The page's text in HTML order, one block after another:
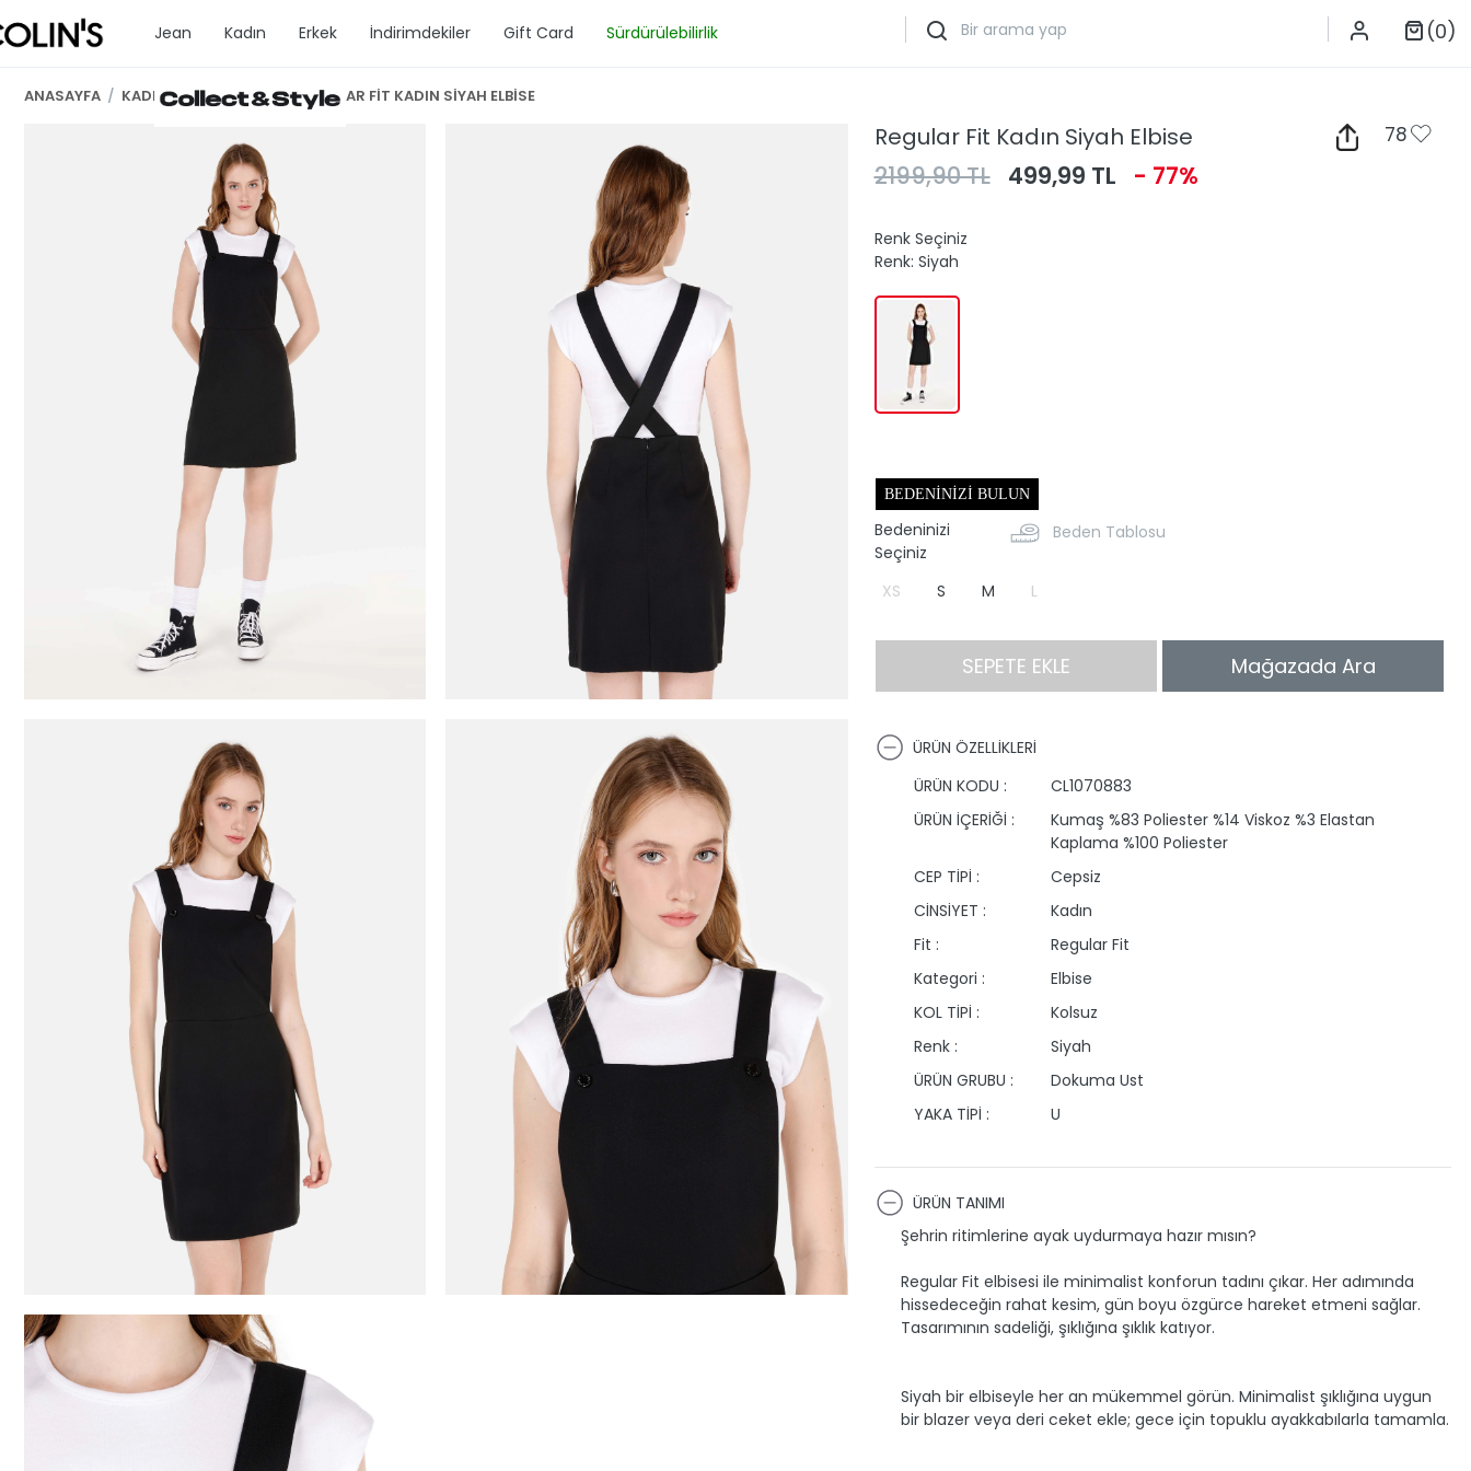
Jean Kadın Erkek İndirimdekiler Gift Card Sürdürülebilirlik (0)
ANASAYFA / KADIN GİYİM / ELBİSE / REGULAR FİT KADIN SİYAH ELBİSE
Regular Fit Kadın Siyah Elbise 78
2199,90 TL 499,99 TL - 77%
Renk Seçiniz
Renk: Siyah
BEDENINIZI BULUN
Bedeninizi
Seçiniz
Beden Tablosu
XS S M L
SEPETE EKLE Mağazada Ara
ÜRÜN ÖZELLİKLERİ
ÜRÜN KODU :
CL1070883
ÜRÜN İÇERİĞİ :
Kumaş %83 Poliester %14 Viskoz %3 Elastan
Kaplama %100 Poliester
CEP TİPİ :
Cepsiz
CİNSİYET :
Kadın
Fit :
Regular Fit
Kategori :
Elbise
KOL TİPİ :
Kolsuz
Renk :
Siyah
ÜRÜN GRUBU :
Dokuma Ust
YAKA TİPİ :
U
ÜRÜN TANIMI
Şehrin ritimlerine ayak uydurmaya hazır mısın?
Regular Fit elbisesi ile minimalist konforun tadını çıkar. Her adımında
hissedeceğin rahat kesim, gün boyu özgürce hareket etmeni sağlar.
Tasarımının sadeliği, şıklığına şıklık katıyor.
Siyah bir elbiseyle her an mükemmel görün. Minimalist şıklığına uygun
bir blazer veya deri ceket ekle; gece için topuklu ayakkabılarla tamamla.